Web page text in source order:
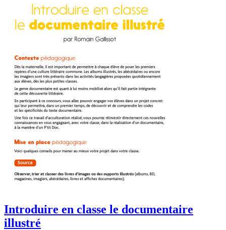
Introduire en classe le documentaire
illustré